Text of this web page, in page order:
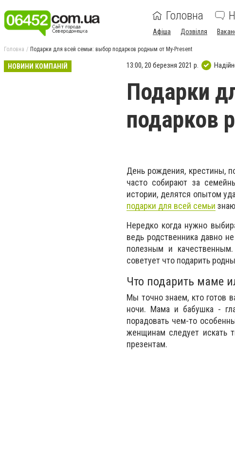
Головна
Афіша Дозвілля
Головна Подарки для всей семьи: выбор подарков родным от My-Present
НОВИНИ КОМПАНІЙ 13:00, 20 березня 2021 р.
Подарки
подарков
День рождения, крестины,
часто собирают за
истории, делятся опытом
подарки для всей семьи
Нередко когда нужно
ведь родственника давно
полезным и
советует что подарить
Что подарить маме
Мы точно знаем, кто готов
ночи. Мама и бабушка -
порадовать чем-то
женщинам следует искать
презентам.